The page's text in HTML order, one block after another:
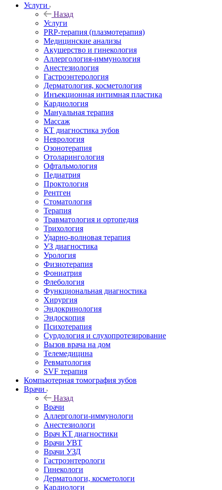
Услуги
Назад
Услуги
PRP-терапия (плазмотерапия)
Медицинские анализы
Акушерство и гинекология
Аллергология-иммунология
Анестезиология
Гастроэнтерология
Дерматология, косметология
Инъекционная интимная пластика
Кардиология
Мануальная терапия
Массаж
КТ диагностика зубов
Неврология
Озонотерапия
Отоларингология
Офтальмология
Педиатрия
Проктология
Рентген
Стоматология
Терапия
Травматология и ортопедия
Трихология
Ударно-волновая терапия
УЗ диагностика
Урология
Физиотерапия
Фониатрия
Флебология
Функциональная диагностика
Хирургия
Эндокринология
Эндоскопия
Психотерапия
Сурдология и слухопротезирование
Вызов врача на дом
Телемедицина
Ревматология
SVF терапия
Компьютерная томография зубов
Врачи
Назад
Врачи
Аллергологи-иммунологи
Анестезиологи
Врач КТ диагностики
Врачи УВТ
Врачи УЗД
Гастроэнтерологи
Гинекологи
Дерматологи, косметологи
Кардиологи